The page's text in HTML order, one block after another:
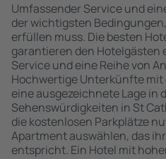
Umfassender Service und
der wichtigsten
erfüllen muss. Die besten
garantieren den Hotelgästen
Service und eine Reihe von
Hochwertige Unterkünfte
eine ausgezeichnete Lage in
Sehenswürdigkeiten in St
die kostenlosen Parkplätze
Apartment auswählen, das
entspricht. Ein Hotel mit